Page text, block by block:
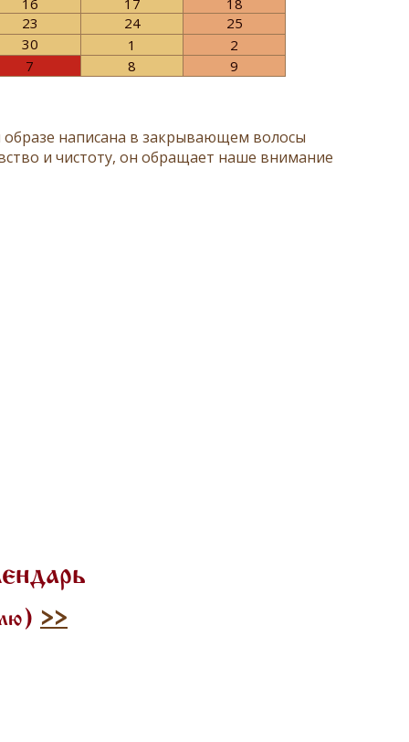
16
17
18
23
24
25
30
1
2
7
8 9
образе написана в закрывающем волосы
и чистоту, он обращает наше внимание
>>